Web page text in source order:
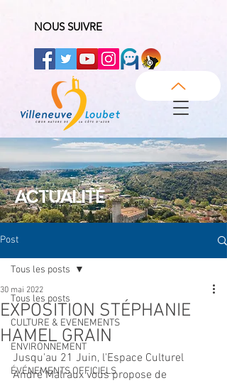
NOUS SUIVRE
ACTUALITÉ
Post
Tous les posts
CULTURE & EVENEMENTS
ENVIRONNEMENT
ÉVÉNEMENTS OFFICIELS
Tous les posts
EXPOSITION STÉPHANIE
HAMEL GRAIN
30 mai 2022
Jusqu'au 21 Juin, l'Espace Culturel
André Malraux vous propose de